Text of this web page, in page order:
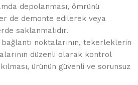
depolanması, ömrünü
de demonte edilerek veya
saklanmalıdır.
bağlantı noktalarının, tekerleklerin
düzenli olarak kontrol
ürünün güvenli ve sorunsuz